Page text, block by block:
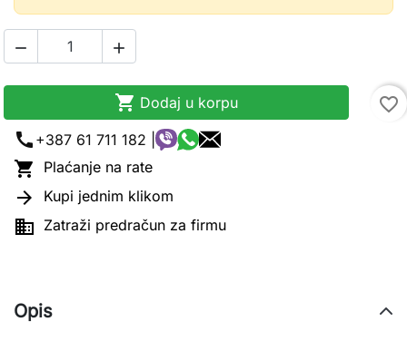
 
 Dodaj u korpu
favorite_border
call +387 61 711 182 |
 Plaćanje na rate
 Kupi jednim klikom
 Zatraži predračun za firmu
Opis